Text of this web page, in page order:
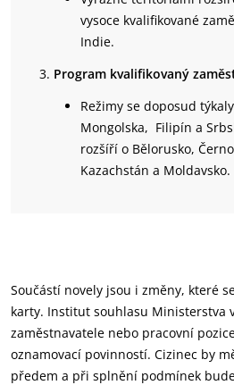
vysoce kvalifikované
Indie.
Program kvalifikovaný
Režimy se doposud
Mongolska, Filipín a
rozšíří o Bělorusko,
Kazachstán a Moldavsko.
Součástí novely jsou i změny, které
karty. Institut souhlasu Ministerstva
zaměstnavatele nebo pracovní
oznamovací povinností. Cizinec by
předem a při splnění podmínek